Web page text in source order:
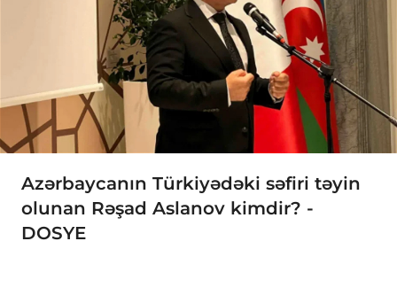
Azərbaycanın Türkiyədəki səfiri təyin
olunan Rəşad Aslanov kimdir? -
DOSYE